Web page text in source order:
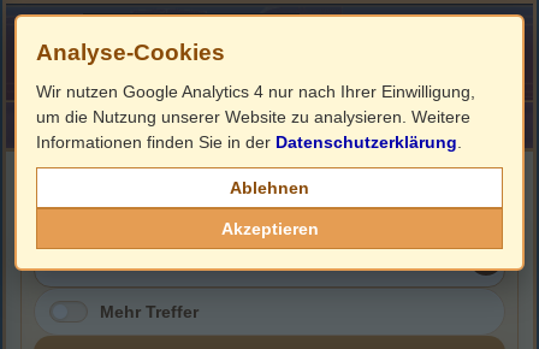
HOME ImpressumLinks
William T. Amos
Mehr Treffer
Analyse-Cookies
Wir nutzen Google Analytics 4 nur nach Ihrer Einwilligung,
um die Nutzung unserer Website zu analysieren. Weitere
Informationen finden Sie in der Datenschutzerklärung
Ablehnen
Akzeptieren